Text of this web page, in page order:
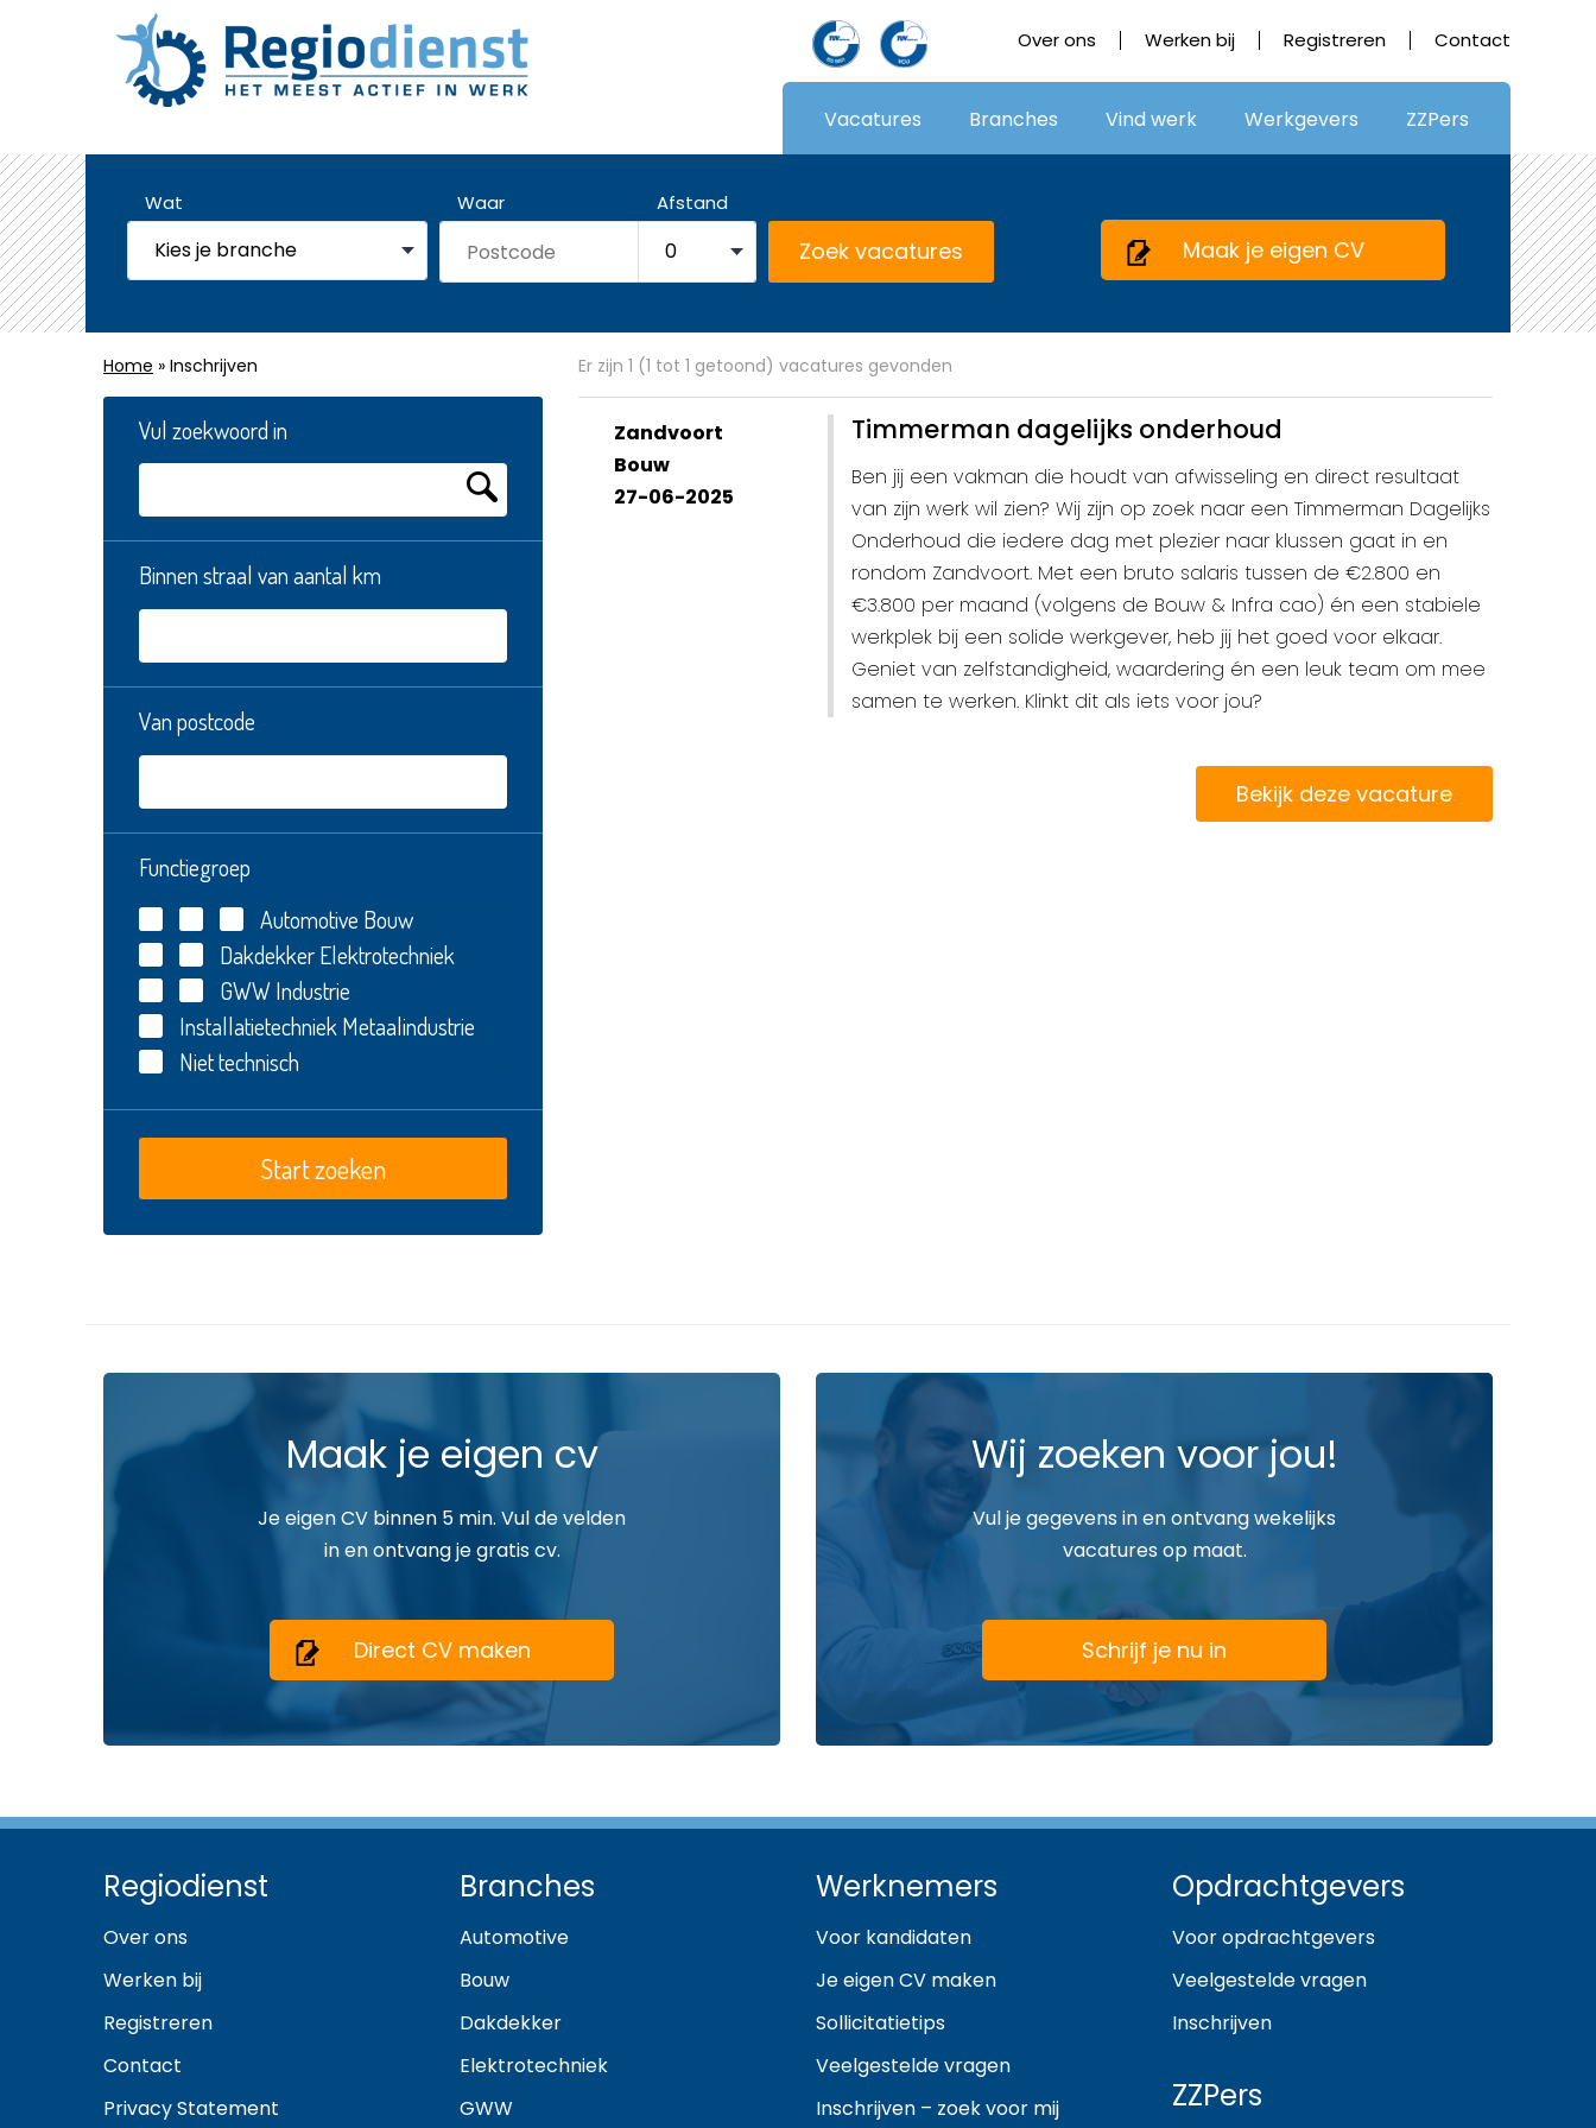
Over ons Werken bij Registreren Contact
Vacatures Branches Vind werk Werkgevers ZZPers
Wat Waar Afstand
Maak je eigen CV
Home » Inschrijven Er zijn 1 (1 tot 1 getoond) vacatures gevonden
Vul zoekwoord in
Binnen straal van aantal km
Van postcode
Functiegroep
Automotive Bouw
DakdekkerElektrotechniek
GWWIndustrie
Installatietechniek Metaalindustrie
Niet technisch
Zandvoort
Bouw
27-06-2025
Timmerman dagelijks onderhoud
Ben jij een vakman die houdt van afwisseling en direct resultaat
van zijn werk wil zien? Wij zijn op zoek naar een Timmerman Dagelijks
Onderhoud die iedere dag met plezier naar klussen gaat in en
rondom Zandvoort. Met een bruto salaris tussen de €2.800 en
€3.800 per maand (volgens de Bouw & Infra cao) én een stabiele
werkplek bij een solide werkgever, heb jij het goed voor elkaar.
Geniet van zelfstandigheid, waardering én een leuk team om mee
samen te werken. Klinkt dit als iets voor jou?
Bekijk deze vacature
Maak je eigen cv
Je eigen CV binnen 5 min. Vul de velden
in en ontvang je gratis cv.
Direct CV maken
Wij zoeken voor jou!
Vul je gegevens in en ontvang wekelijks
vacatures op maat.
Schrijf je nu in
Regiodienst
Over ons
Werken bij
Registreren
Contact
Privacy Statement
Branches
Automotive
Bouw
Dakdekker
Elektrotechniek
GWW
Werknemers
Voor kandidaten
Je eigen CV maken
Sollicitatietips
Veelgestelde vragen
Inschrijven – zoek voor mij
Opdrachtgevers
Voor opdrachtgevers
Veelgestelde vragen
Inschrijven
ZZPers